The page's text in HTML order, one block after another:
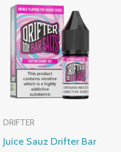
DRIFTER
Juice Sauz Drifter Bar
de
precios:
desde
4,16 €
hasta
4,81 €
producto
tiene
múltiples
variantes.
Las
se
pueden